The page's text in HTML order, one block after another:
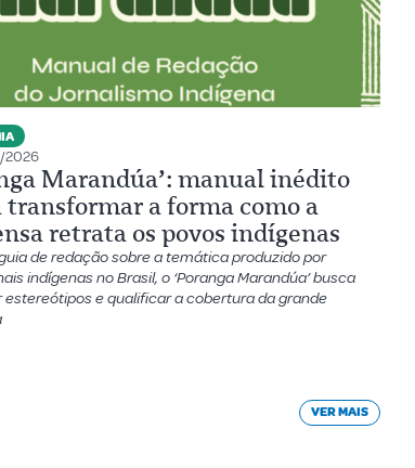
Marandúa’: manual inédito
transformar a forma como a
retrata os povos indígenas
de redação sobre a temática produzido por
indígenas no Brasil, o ‘Poranga Marandúa’ busca
e qualificar a cobertura da grande
VER MAIS